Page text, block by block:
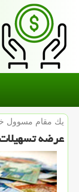
یك مقام مسوول
عرضه